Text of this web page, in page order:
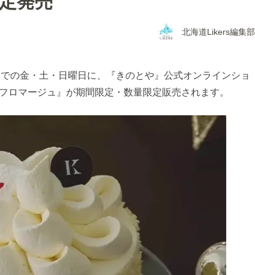
北海道Likers編集部
の金・土・日曜日に、『きのとや』公式オンラインショ
ロマージュ』が期間限定・数量限定販売されます。